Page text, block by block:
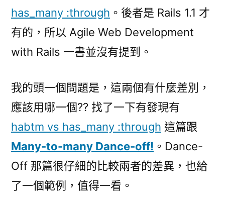
has_many :through 。後者是 Rails 1.1 才
有的，所以 Agile Web Development
with Rails 一書並沒有提到。
我的頭一個問題是，這兩個有什麼差別，
應該用哪一個?? 找了一下有發現有
habtm vs has_many :through 這篇跟
Many-to-many Dance-off! 。Dance-
Off 那篇很仔細的比較兩者的差異，也給
了一個範例，值得一看。